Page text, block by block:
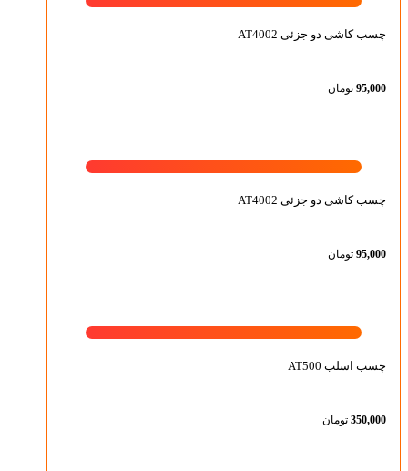
چسب کاشی دو جزئی AT4002
95,000 تومان
چسب کاشی دو جزئی AT4002
95,000 تومان
چسب اسلب AT500
350,000 تومان